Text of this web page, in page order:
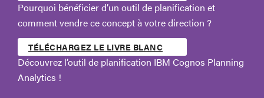
Pourquoi bénéficier d’un outil de planification et
comment vendre ce concept à votre direction ?
TÉLÉCHARGEZ LE LIVRE BLANC
Découvrez l’outil de planification IBM Cognos Planning
Analytics !